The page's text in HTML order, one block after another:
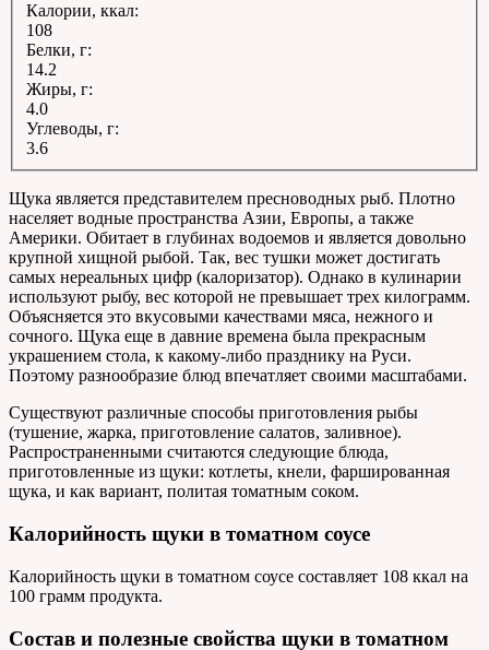
Калории, ккал:
108
Белки, г:
14.2
Жиры, г:
4.0
Углеводы, г:
3.6
Щука является представителем пресноводных рыб. Плотно
населяет водные пространства Азии, Европы, а также
Америки. Обитает в глубинах водоемов и является довольно
крупной хищной рыбой. Так, вес тушки может достигать
самых нереальных цифр (калоризатор). Однако в кулинарии
используют рыбу, вес которой не превышает трех килограмм.
Объясняется это вкусовыми качествами мяса, нежного и
сочного. Щука еще в давние времена была прекрасным
украшением стола, к какому-либо празднику на Руси.
Поэтому разнообразие блюд впечатляет своими масштабами.
Существуют различные способы приготовления рыбы
(тушение, жарка, приготовление салатов, заливное).
Распространенными считаются следующие блюда,
приготовленные из щуки: котлеты, кнели, фаршированная
щука, и как вариант, политая томатным соком.
Калорийность щуки в томатном соусе
Калорийность щуки в томатном соусе составляет 108 ккал на
100 грамм продукта.
Состав и полезные свойства щуки в томатном